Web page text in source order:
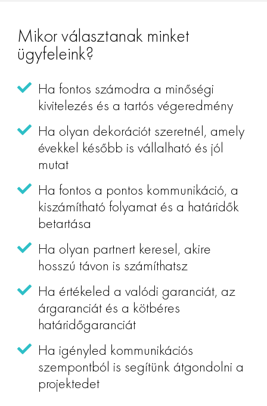
Mikor választanak minket
ügyfeleink?
Ha fontos számodra a minőségi
kivitelezés és a tartós végeredmény
Ha olyan dekorációt szeretnél, amely
évekkel később is vállalható és jól
mutat
Ha fontos a pontos kommunikáció, a
kiszámítható folyamat és a határidők
betartása
Ha olyan partnert keresel, akire
hosszú távon is számíthatsz
Ha értékeled a valódi garanciát, az
árgaranciát és a kötbéres
határidőgaranciát
Ha igényled kommunikációs
szempontból is segítünk átgondolni a
projektedet